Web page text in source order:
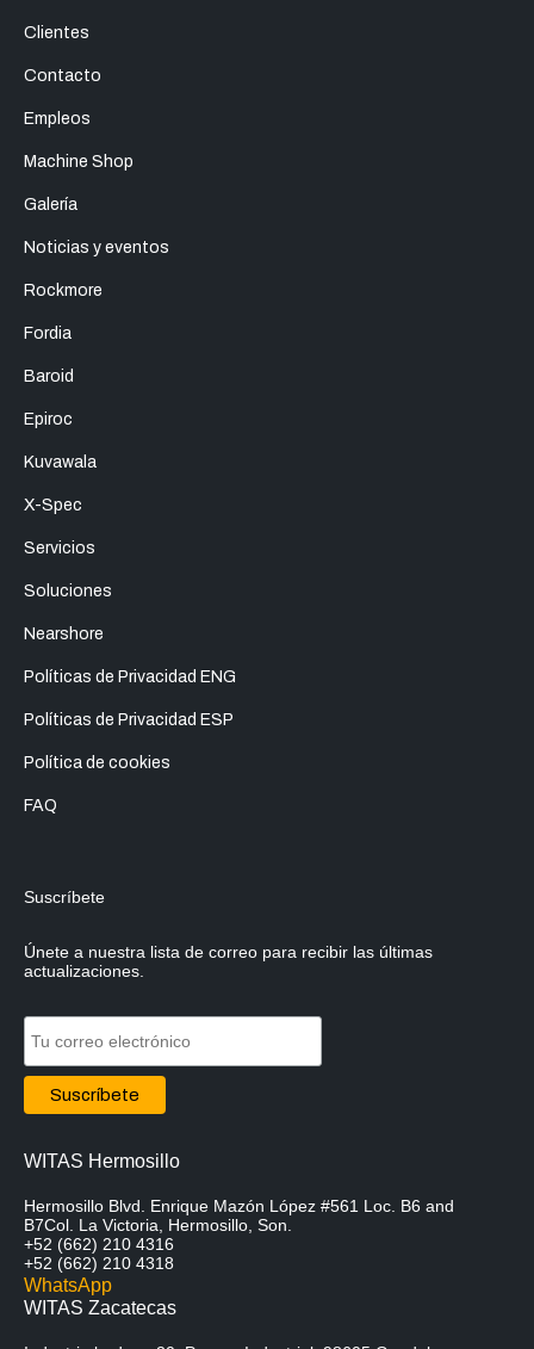
Clientes
Contacto
Empleos
Machine Shop
Galería
Noticias y eventos
Rockmore
Fordia
Baroid
Epiroc
Kuvawala
X-Spec
Servicios
Soluciones
Nearshore
Políticas de Privacidad ENG
Políticas de Privacidad ESP
Política de cookies
FAQ
Suscríbete
Únete a nuestra lista de correo para recibir las últimas
actualizaciones.
WITAS Hermosillo
Hermosillo Blvd. Enrique Mazón López #561 Loc. B6 and
B7Col. La Victoria, Hermosillo, Son.
+52 (662) 210 4316
+52 (662) 210 4318
WhatsApp
WITAS Zacatecas